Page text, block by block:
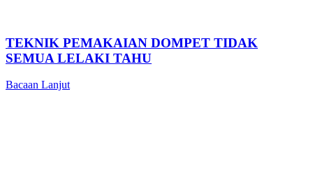
TEKNIK PEMAKAIAN DOMPET TIDAK
SEMUA LELAKI TAHU
Bacaan Lanjut